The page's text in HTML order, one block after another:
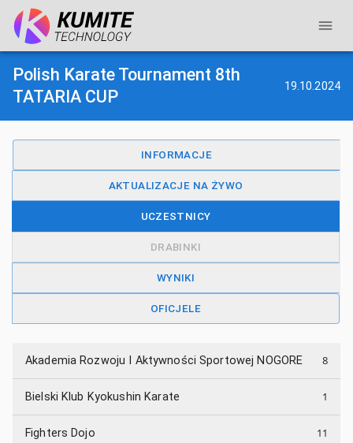
Polish Karate Tournament 8th
TATARIA CUP
19.10.2024
INFORMACJE
AKTUALIZACJE NA ŻYWO
UCZESTNICY
DRABINKI
WYNIKI
OFICJELE
Akademia Rozwoju I Aktywności Sportowej NOGORE 8
Bielski Klub Kyokushin Karate 1
Fighters Dojo 11